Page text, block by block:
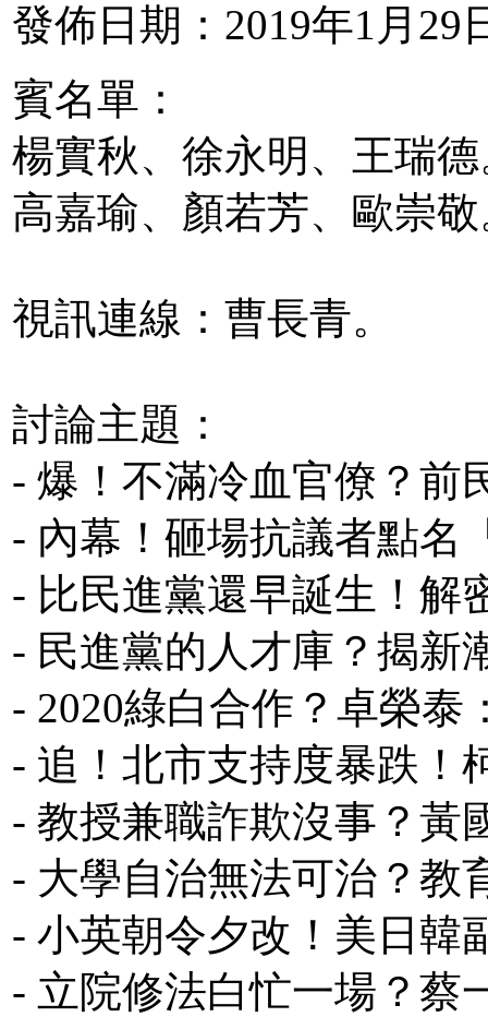
發佈日期：2019年1月29
賓名單：
楊實秋、徐永明、王瑞
高嘉瑜、顏若芳、歐崇
視訊連線：曹長青。
討論主題：
- 爆！不滿冷血官僚？前
- 內幕！砸場抗議者點名
- 比民進黨還早誕生！解
- 民進黨的人才庫？揭新
- 2020綠白合作？卓榮泰
- 追！北市支持度暴跌！
- 教授兼職詐欺沒事？黃
- 大學自治無法可治？教
- 小英朝令夕改！美日韓
- 立院修法白忙一場？蔡